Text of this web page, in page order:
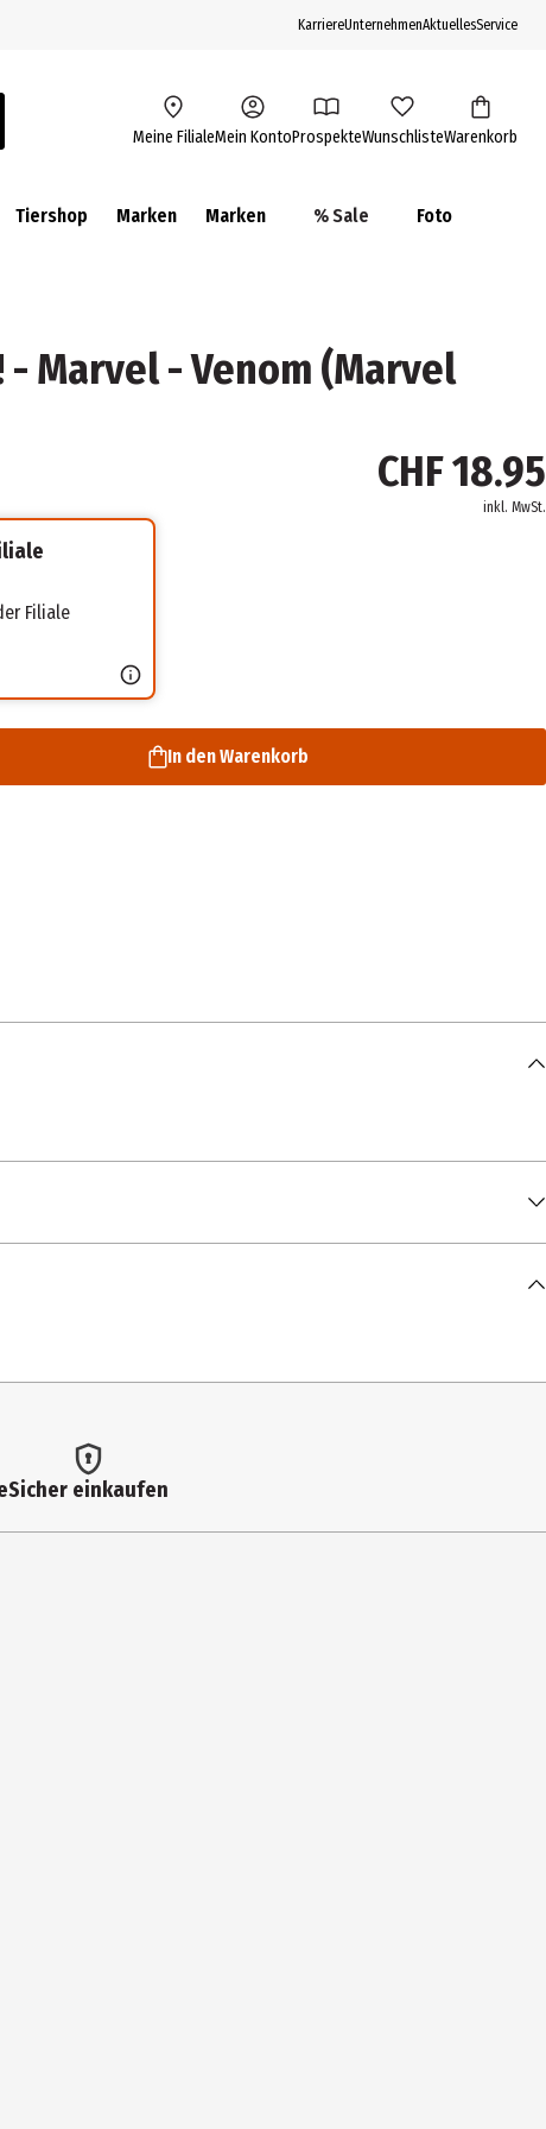
KarriereUnternehmenAktuellesService
Meine FilialeMein KontoProspekteWunschlisteWarenkorb
Tiershop Marken Marken % Sale Foto
- Marvel - Venom (Marvel
CHF 18.95
inkl. MwSt.
Filiale
In den Warenkorb
Sicher einkaufen